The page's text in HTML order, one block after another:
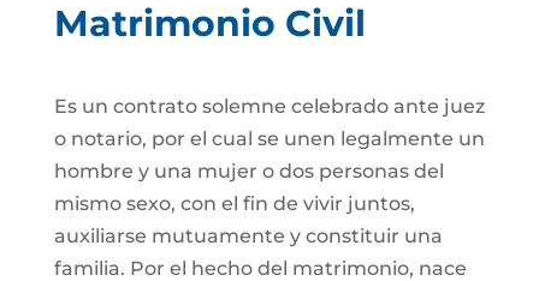
Matrimonio Civil
Es un contrato solemne celebrado ante juez
o notario, por el cual se unen legalmente un
hombre y una mujer o dos personas del
mismo sexo, con el fin de vivir juntos,
auxiliarse mutuamente y constituir una
familia. Por el hecho del matrimonio, nace